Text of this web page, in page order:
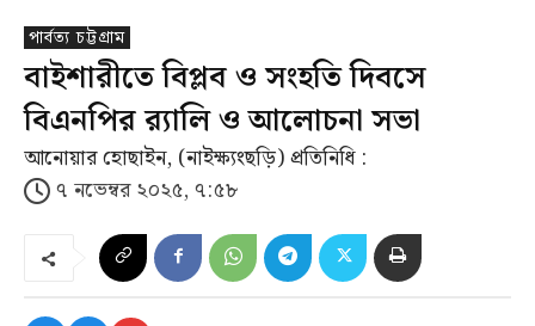
পার্বত্য চট্টগ্রাম
বাইশারীতে বিপ্লব ও সংহতি দিবসে
বিএনপির র‌্যালি ও আলোচনা সভা
আনোয়ার হোছাইন, (নাইক্ষ্যংছড়ি) প্রতিনিধি :
৭ নভেম্বর ২০২৫, ৭:৫৮